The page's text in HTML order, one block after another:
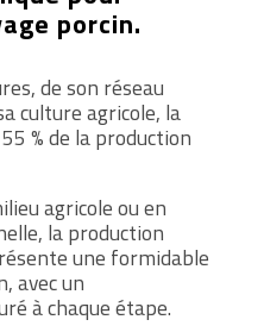
porcin.
de son réseau
culture agricole, la
% de la production
agricole ou en
la production
une formidable
avec un
à chaque étape.